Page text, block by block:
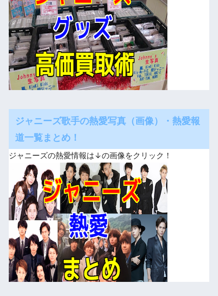
ジャニーズ歌手の熱愛写真（画像）・熱愛報
道一覧まとめ！
ジャニーズの熱愛情報は↓の画像をクリック！